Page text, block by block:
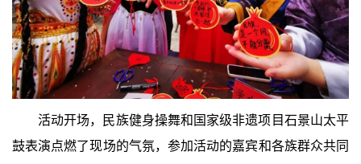
活动开场，民族健身操舞和国家级非遗项目石景山太平
鼓表演点燃了现场的气氛，参加活动的嘉宾和各族群众共同